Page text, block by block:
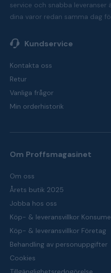
service och snabba
dina varor redan samma dag
Kundservice
Kontakta oss
Retur
Vanliga frågor
Min orderhistorik
Om Proffsmagasinet
Om oss
Årets butik 2025
Jobba hos oss
Köp- & leveransvillkor
Köp- & leveransvillkor Företag
Behandling av personuppgifter
Cookies